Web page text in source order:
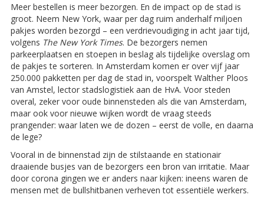
Meer bestellen is meer bezorgen. En de impact op de stad is
groot. Neem New York, waar per dag ruim anderhalf miljoen
pakjes worden bezorgd – een verdrievoudiging in acht jaar tijd,
volgens The New York Times. De bezorgers nemen
parkeerplaatsen en stoepen in beslag als tijdelijke overslag om
de pakjes te sorteren. In Amsterdam komen er over vijf jaar
250.000 pakketten per dag de stad in, voorspelt Walther Ploos
van Amstel, lector stadslogistiek aan de HvA. Voor steden
overal, zeker voor oude binnensteden als die van Amsterdam,
maar ook voor nieuwe wijken wordt de vraag steeds
prangender: waar laten we de dozen – eerst de volle, en daarna
de lege?
Vooral in de binnenstad zijn de stilstaande en stationair
draaiende busjes van de bezorgers een bron van irritatie. Maar
door corona gingen we er anders naar kijken: ineens waren de
mensen met de bullshitbanen verheven tot essentiële werkers.